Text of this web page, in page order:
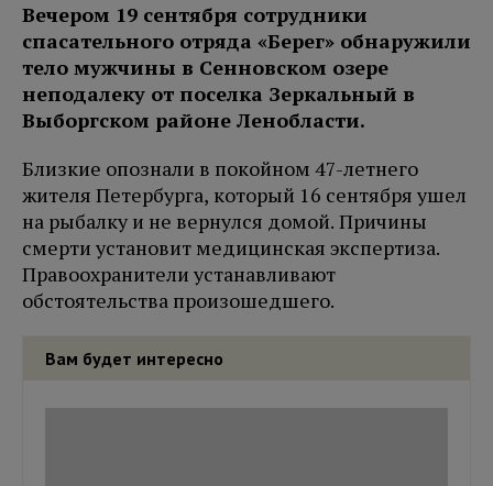
Вечером 19 сентября сотрудники
спасательного отряда «Берег» обнаружили
тело мужчины в Сенновском озере
неподалеку от поселка Зеркальный в
Выборгском районе Ленобласти.
Близкие опознали в покойном 47-летнего
жителя Петербурга, который 16 сентября ушел
на рыбалку и не вернулся домой. Причины
смерти установит медицинская экспертиза.
Правоохранители устанавливают
обстоятельства произошедшего.
Вам будет интересно